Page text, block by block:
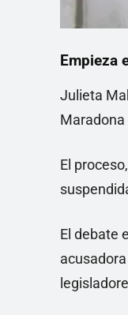
Empieza
Julieta
El
El debate